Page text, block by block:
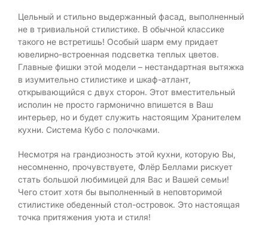
Цельный и стильно выдержанный фасад, выполненный
не в тривиальной стилистике. В обычной классике
такого не встретишь! Особый шарм ему придает
ювелирно-встроенная подсветка теплых цветов.
Главные фишки этой модели – нестандартная вытяжка
в изумительно стилистике и шкаф-атлант,
открывающийся с двух сторон. Этот вместительный
исполин не просто гармонично впишется в Ваш
интерьер, но и будет служить настоящим Хранителем
кухни. Система Кубо с полочками.
Несмотря на грандиозность этой кухни, которую Вы,
несомненно, прочувствуете, Флёр Беллами рискует
стать большой любимицей для Вас и Вашей семьи!
Чего стоит хотя бы выполненный в неповторимой
стилистике обеденный стол-островок. Это настоящая
точка притяжения уюта и стиля!